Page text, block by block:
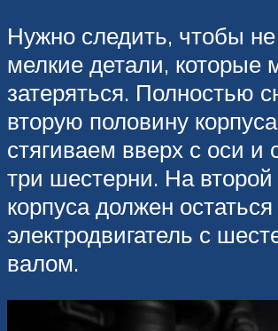
Нужно следить, чтобы
мелкие детали, которые
затеряться. Полностью
вторую половину
стягиваем вверх с оси и
три шестерни. На
корпуса должен остаться
электродвигатель с
валом.